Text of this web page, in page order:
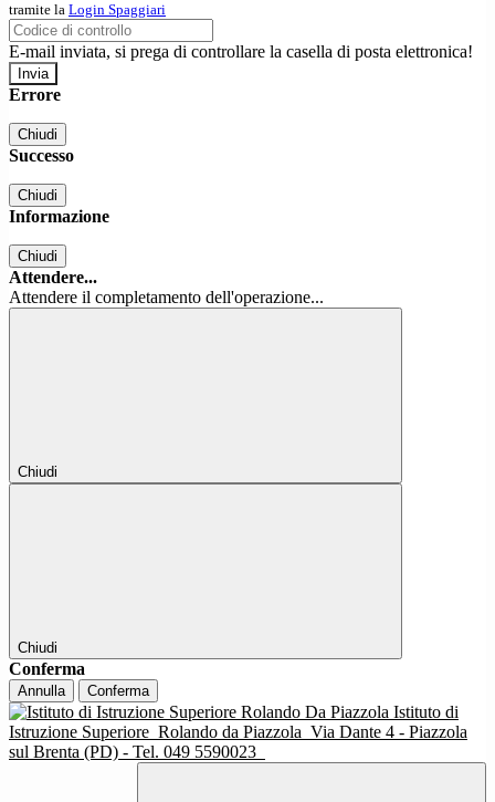
tramite la Login Spaggiari
E-mail inviata, si prega di controllare la casella di posta elettronica!
Errore
Chiudi
Successo
Chiudi
Informazione
Chiudi
Attendere...
Attendere il completamento dell'operazione...
Chiudi
Chiudi
Conferma
Annulla Conferma
Istituto di
Istruzione Superiore Rolando da Piazzola Via Dante 4 - Piazzola
sul Brenta (PD) - Tel. 049 5590023